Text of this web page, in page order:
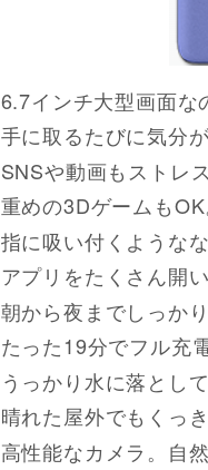
6.7インチ大型画面な
手に取るたびに気分
SNSや動画もストレ
重めの3Dゲームも
指に吸い付くような
アプリをたくさん開
朝から夜までしっか
たった19分でフル充
うっかり水に落とし
晴れた屋外でもくっ
高性能なカメラ。自